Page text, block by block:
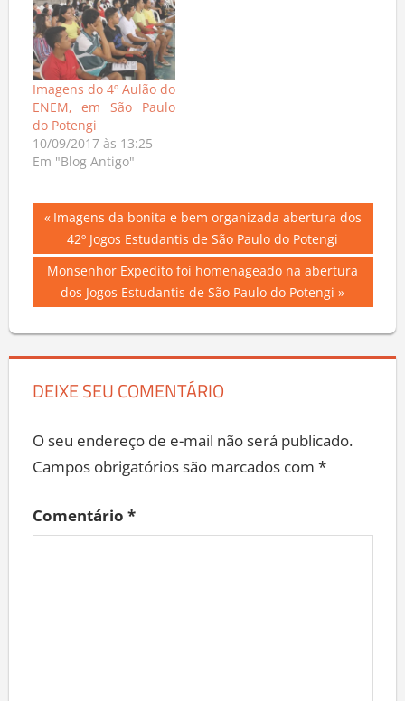
Imagens do 4º Aulão do
ENEM, em São Paulo
do Potengi
10/09/2017 às 13:25
Em "Blog Antigo"
Navegação
de
Post
Previous
Post:
Imagens da bonita e bem organizada abertura dos
42º Jogos Estudantis de São Paulo do Potengi
Next
Post:
Monsenhor Expedito foi homenageado na abertura
dos Jogos Estudantis de São Paulo do Potengi
DEIXE SEU COMENTÁRIO
O seu endereço de e-mail não será publicado.
Campos obrigatórios são marcados com *
Comentário *